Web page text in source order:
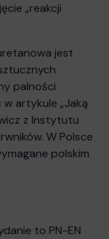
„reakcji
jest
palności
artykule „Jaką
z Instytutu
W Polsce
polskim
to PN-EN